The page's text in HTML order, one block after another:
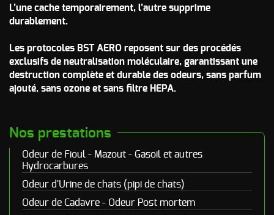
L’une cache temporairement, l’autre supprime
durablement.
Les protocoles BST AERO reposent sur des procédés
exclusifs de neutralisation moléculaire, garantissant une
destruction complète et durable des odeurs, sans parfum
ajouté, sans ozone et sans filtre HEPA.
Nos prestations
Odeur de Fioul - Mazout - Gasoil et autres
Hydrocarbures
Odeur d'Urine de chats (pipi de chats)
Odeur de Cadavre - Odeur Post mortem